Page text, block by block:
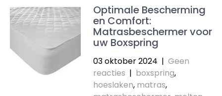
Optimale Bescherming
en Comfort:
Matrasbeschermer voor
uw Boxspring
03 oktober 2024 | Geen
reacties | boxspring,
hoeslaken, matras,